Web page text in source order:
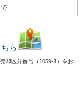
ら
却区分番号（1059-1）をお